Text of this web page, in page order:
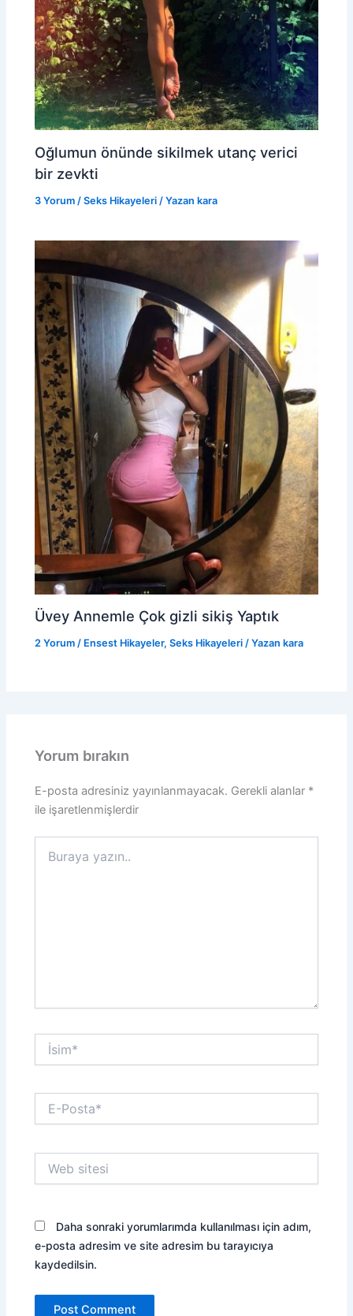
Oğlumun önünde sikilmek utanç verici
bir zevkti
3 Yorum /Seks Hikayeleri / Yazan kara
Üvey Annemle Çok gizli sikiş Yaptık
2 Yorum / Ensest Hikayeler,Seks Hikayeleri / Yazan kara
Yorum bırakın
E-posta adresiniz yayınlanmayacak. Gerekli alanlar *
ile işaretlenmişlerdir
yazın..
İsim*
Posta*
sitesi
Daha sonraki yorumlarımda kullanılması için adım,
e-posta adresim ve site adresim bu tarayıcıya
kaydedilsin.